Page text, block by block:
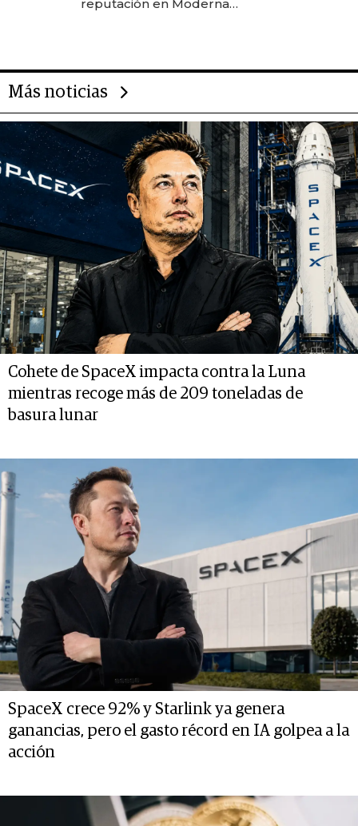
reputación en Moderna
Más noticias
Cohete de SpaceX impacta contra la Luna
mientras recoge más de 209 toneladas de
basura lunar
SpaceX crece 92% y Starlink ya genera
ganancias, pero el gasto récord en IA golpea a la
acción